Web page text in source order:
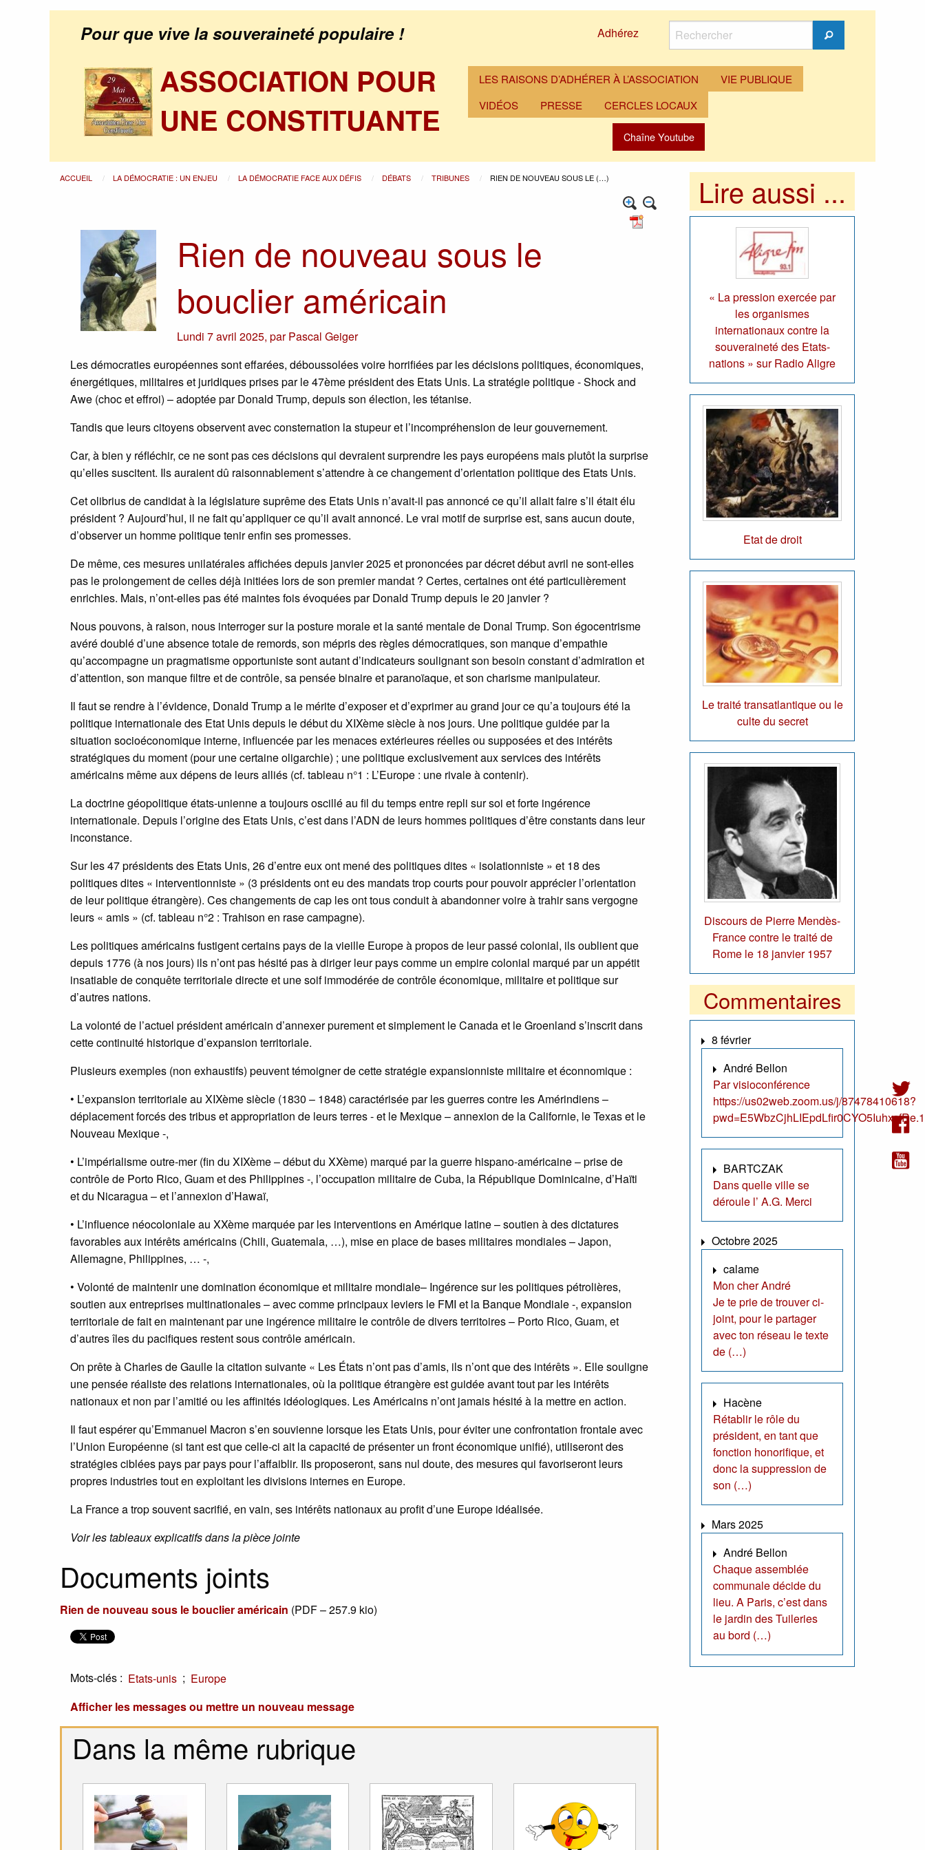
Pour que vive la souveraineté populaire ! Adhérez
Rechercher
Rechercher
ASSOCIATION POUR
UNE CONSTITUANTE
LES RAISONS D’ADHÉRER À L’ASSOCIATION
VIE PUBLIQUE
VIDÉOS
PRESSE CERCLES LOCAUX
Chaîne Youtube
ACCUEIL LA DÉMOCRATIE : UN ENJEU LA DÉMOCRATIE FACE AUX DÉFIS DÉBATS TRIBUNES RIEN DE NOUVEAU SOUS LE (…)
Rien de nouveau sous le
bouclier américain
Lundi 7 avril 2025,parPascal Geiger
Les démocraties européennes sont effarées, déboussolées voire horrifiées par les décisions politiques, économiques,
énergétiques, militaires et juridiques prises par le 47ème président des Etats Unis. La stratégie politique - Shock and
Awe (choc et effroi) – adoptée par Donald Trump, depuis son élection, les tétanise.
Tandis que leurs citoyens observent avec consternation la stupeur et l’incompréhension de leur gouvernement.
Car, à bien y réfléchir, ce ne sont pas ces décisions qui devraient surprendre les pays européens mais plutôt la surprise
qu’elles suscitent. Ils auraient dû raisonnablement s’attendre à ce changement d’orientation politique des Etats Unis.
Cet olibrius de candidat à la législature suprême des Etats Unis n’avait-il pas annoncé ce qu’il allait faire s’il était élu
président ? Aujourd’hui, il ne fait qu’appliquer ce qu’il avait annoncé. Le vrai motif de surprise est, sans aucun doute,
d’observer un homme politique tenir enfin ses promesses.
De même, ces mesures unilatérales affichées depuis janvier 2025 et prononcées par décret début avril ne sont-elles
pas le prolongement de celles déjà initiées lors de son premier mandat ? Certes, certaines ont été particulièrement
enrichies. Mais, n’ont-elles pas été maintes fois évoquées par Donald Trump depuis le 20 janvier ?
Nous pouvons, à raison, nous interroger sur la posture morale et la santé mentale de Donal Trump. Son égocentrisme
avéré doublé d’une absence totale de remords, son mépris des règles démocratiques, son manque d’empathie
qu’accompagne un pragmatisme opportuniste sont autant d’indicateurs soulignant son besoin constant d’admiration et
d’attention, son manque filtre et de contrôle, sa pensée binaire et paranoïaque, et son charisme manipulateur.
Il faut se rendre à l’évidence, Donald Trump a le mérite d’exposer et d’exprimer au grand jour ce qu’a toujours été la
politique internationale des Etat Unis depuis le début du XIXème siècle à nos jours. Une politique guidée par la
situation socioéconomique interne, influencée par les menaces extérieures réelles ou supposées et des intérêts
stratégiques du moment (pour une certaine oligarchie) ; une politique exclusivement aux services des intérêts
américains même aux dépens de leurs alliés (cf. tableau n°1 : L’Europe : une rivale à contenir).
La doctrine géopolitique états-unienne a toujours oscillé au fil du temps entre repli sur soi et forte ingérence
internationale. Depuis l’origine des Etats Unis, c’est dans l’ADN de leurs hommes politiques d’être constants dans leur
inconstance.
Sur les 47 présidents des Etats Unis, 26 d’entre eux ont mené des politiques dites « isolationniste » et 18 des
politiques dites « interventionniste » (3 présidents ont eu des mandats trop courts pour pouvoir apprécier l’orientation
de leur politique étrangère). Ces changements de cap les ont tous conduit à abandonner voire à trahir sans vergogne
leurs « amis » (cf. tableau n°2 : Trahison en rase campagne).
Les politiques américains fustigent certains pays de la vieille Europe à propos de leur passé colonial, ils oublient que
depuis 1776 (à nos jours) ils n’ont pas hésité pas à diriger leur pays comme un empire colonial marqué par un appétit
insatiable de conquête territoriale directe et une soif immodérée de contrôle économique, militaire et politique sur
d’autres nations.
La volonté de l’actuel président américain d’annexer purement et simplement le Canada et le Groenland s’inscrit dans
cette continuité historique d’expansion territoriale.
Plusieurs exemples (non exhaustifs) peuvent témoigner de cette stratégie expansionniste militaire et éconnomique :
• L’expansion territoriale au XIXème siècle (1830 – 1848) caractérisée par les guerres contre les Amérindiens –
déplacement forcés des tribus et appropriation de leurs terres - et le Mexique – annexion de la Californie, le Texas et le
Nouveau Mexique -,
• L’impérialisme outre-mer (fin du XIXème – début du XXème) marqué par la guerre hispano-américaine – prise de
contrôle de Porto Rico, Guam et des Philippines -, l’occupation militaire de Cuba, la République Dominicaine, d’Haïti
et du Nicaragua – et l’annexion d’Hawaï,
• L’influence néocoloniale au XXème marquée par les interventions en Amérique latine – soutien à des dictatures
favorables aux intérêts américains (Chili, Guatemala, …), mise en place de bases militaires mondiales – Japon,
Allemagne, Philippines, … -,
• Volonté de maintenir une domination économique et militaire mondiale– Ingérence sur les politiques pétrolières,
soutien aux entreprises multinationales – avec comme principaux leviers le FMI et la Banque Mondiale -, expansion
territoriale de fait en maintenant par une ingérence militaire le contrôle de divers territoires – Porto Rico, Guam, et
d’autres îles du pacifiques restent sous contrôle américain.
On prête à Charles de Gaulle la citation suivante « Les États n’ont pas d’amis, ils n’ont que des intérêts ». Elle souligne
une pensée réaliste des relations internationales, où la politique étrangère est guidée avant tout par les intérêts
nationaux et non par l’amitié ou les affinités idéologiques. Les Américains n’ont jamais hésité à la mettre en action.
Il faut espérer qu’Emmanuel Macron s’en souvienne lorsque les Etats Unis, pour éviter une confrontation frontale avec
l’Union Européenne (si tant est que celle-ci ait la capacité de présenter un front économique unifié), utiliseront des
stratégies ciblées pays par pays pour l’affaiblir. Ils proposeront, sans nul doute, des mesures qui favoriseront leurs
propres industries tout en exploitant les divisions internes en Europe.
La France a trop souvent sacrifié, en vain, ses intérêts nationaux au profit d’une Europe idéalisée.
Voir les tableaux explicatifs dans la pièce jointe
Documents joints
Rien de nouveau sous le bouclier américain (PDF – 257.9 kio)
Mots-clés : Etats-unis ; Europe
Afficher les messages ou mettre un nouveau message
Dans la même rubrique
Lire aussi ...
« La pression exercée par
les organismes
internationaux contre la
souveraineté des Etats-
nations » sur Radio Aligre
Etat de droit
Le traité transatlantique ou le
culte du secret
Discours de Pierre Mendès-
France contre le traité de
Rome le 18 janvier 1957
Commentaires
8 février
André Bellon
Par visioconférence
https://us02web.zoom.us/j/87478410618?
BARTCZAK
Dans quelle ville se
déroule l’ A.G. Merci
Octobre 2025
calame
Mon cher André
Je te prie de trouver ci-
joint, pour le partager
avec ton réseau le texte
de (…)
Hacène
Rétablir le rôle du
président, en tant que
fonction honorifique, et
donc la suppression de
son (…)
Mars 2025
André Bellon
Chaque assemblée
communale décide du
lieu. A Paris, c’est dans
le jardin des Tuileries
au bord (…)